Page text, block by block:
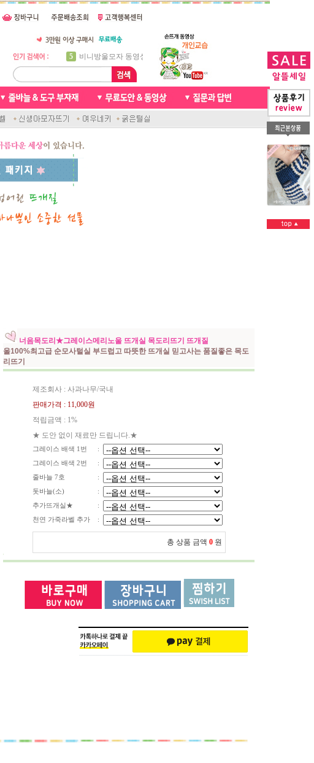
5
비니방울모자 동영상
6
꽈배기목도리
7
천연가죽 핸드메이드라벨
8
신생아모자뜨기
10
손뜨개인형
1
자라무늬 목도리뜨기
2
브라이언 꽈배기목도리
너음목도리★그레이스메리노울 뜨개실 목도리뜨기 뜨개질
울100%최고급 순모사털실 부드럽고 따뜻한 뜨개실 믿고사는 품질좋은 목도
리뜨기
제조회사 : 사과나무/국내
판매가격 : 11,000원
적립금액 : 1%
★ 도안 없이 재료만 드립니다.★
그레이스 배색 1번
:
그레이스 배색 2번
:
줄바늘 7호
:
돗바늘(소)
:
추가뜨개실★
:
천연 가죽라벨 추가
:
총 상품 금액 0 원